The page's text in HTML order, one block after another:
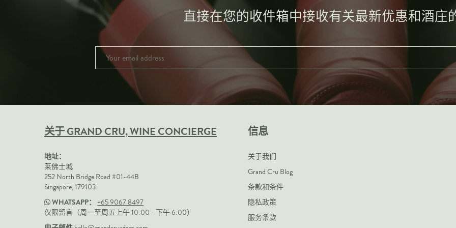
直接在您的收件箱中接收有关最新优惠和酒庄
关于 GRAND CRU, WINE CONCIERGE
地址：
莱佛士城
252 North Bridge Road #01-44B
Singapore, 179103
WHATSAPP： +65 9067 8497
仅限留言（周一至周五上午 10:00 - 下午 6:00）
信息
关于我们
Grand Cru Blog
条款和条件
隐私政策
服务条款